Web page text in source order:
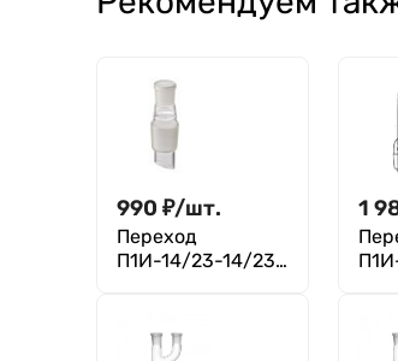
990 ₽/шт.
Переход
П1И-14/23-14/23
1